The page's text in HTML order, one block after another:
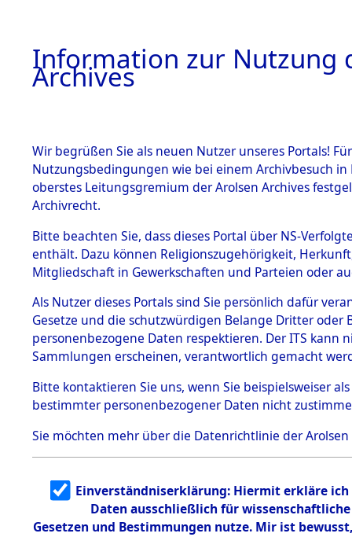
BESTÄNDE
1.
mente
5. Verschiedenes
5.3
Todesmärsche
5.3.1 Alliierte
Erhebungen
zu
Todesmärsch
en
5.3.2
Identifizierun
g
5.3.3
Todesmärsch
→0104
Information zur Nutzung
Archives
Wir begrüßen Sie als neuen Nutzer unseres Portals!
Nutzungsbedingungen wie bei einem Archivbesuch
oberstes Leitungsgremium der Arolsen Archives
Archivrecht.
Bitte beachten Sie, dass dieses Portal über NS-
enthält. Dazu können Religionszugehörigkeit,
Mitgliedschaft in Gewerkschaften und Parteien oder
Als Nutzer dieses Portals sind Sie persönlich dafür
Gesetze und die schutzwürdigen Belange Dritter
personenbezogene Daten respektieren. Der ITS
Sammlungen erscheinen, verantwortlich gemacht
Bitte kontaktieren Sie uns, wenn Sie beispielsweiser
bestimmter personenbezogener Daten nicht
Sie möchten mehr über die Datenrichtlinie der Arolsen
Einverständniserklärung: Hiermit erkläre
Daten ausschließlich für
Gesetzen und Bestimmungen nutze. Mir ist